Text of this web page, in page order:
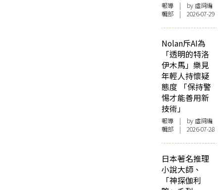
報導 | by 虛詞編
輯部 | 2026-07-29
Nolan斥AI為
「透明的特洛
伊木馬」樂見
年輕人持懷疑
態度 「保持警
惕才能善用新
技術」
報導 | by 虛詞編
輯部 | 2026-07-28
日本著名推理
小說大師、
「神探伽利